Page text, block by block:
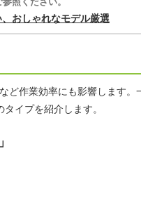
おしゃれなモデル厳選
ど作業効率にも影響します。
イプを紹介します。